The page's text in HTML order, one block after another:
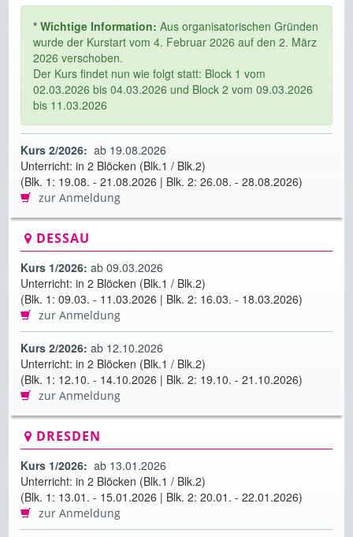
* Wichtige Information: Aus organisatorischen Gründen
wurde der Kurstart vom 4. Februar 2026 auf den 2. März
2026 verschoben.
Der Kurs findet nun wie folgt statt: Block 1 vom
02.03.2026 bis 04.03.2026 und Block 2 vom 09.03.2026
bis 11.03.2026
Kurs 2/2026: ab 19.08.2026
Unterricht: in 2 Blöcken (Blk.1 / Blk.2)
(Blk. 1: 19.08. - 21.08.2026 | Blk. 2: 26.08. - 28.08.2026)
zur Anmeldung
DESSAU
Kurs 1/2026: ab 09.03.2026
Unterricht: in 2 Blöcken (Blk.1 / Blk.2)
(Blk. 1: 09.03. - 11.03.2026 | Blk. 2: 16.03. - 18.03.2026)
zur Anmeldung
Kurs 2/2026: ab 12.10.2026
Unterricht: in 2 Blöcken (Blk.1 / Blk.2)
(Blk. 1: 12.10. - 14.10.2026 | Blk. 2: 19.10. - 21.10.2026)
zur Anmeldung
DRESDEN
Kurs 1/2026: ab 13.01.2026
Unterricht: in 2 Blöcken (Blk.1 / Blk.2)
(Blk. 1: 13.01. - 15.01.2026 | Blk. 2: 20.01. - 22.01.2026)
zur Anmeldung